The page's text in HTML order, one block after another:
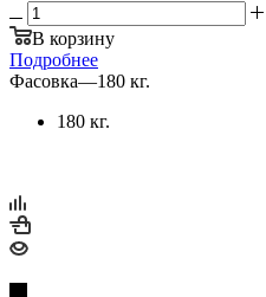
В корзину
Подробнее
Фасовка—180 кг.
180 кг.